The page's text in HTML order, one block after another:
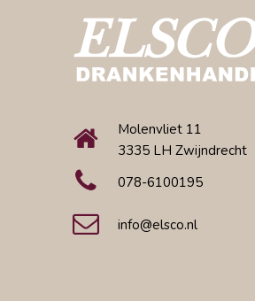
Molenvliet 11
3335 LH Zwijndrecht
078-6100195
info@elsco.nl